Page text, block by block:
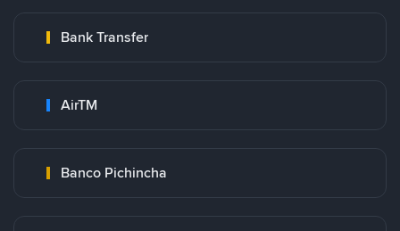
Bank Transfer
AirTM
Banco Pichincha